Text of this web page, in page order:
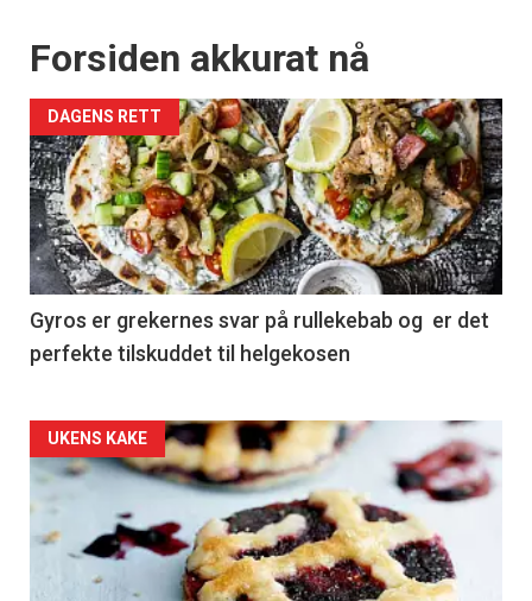
Forsiden akkurat nå
DAGENS RETT
Gyros er grekernes svar på rullekebab og er det
perfekte tilskuddet til helgekosen
Forsiden
akkurat
nå
UKENS KAKE